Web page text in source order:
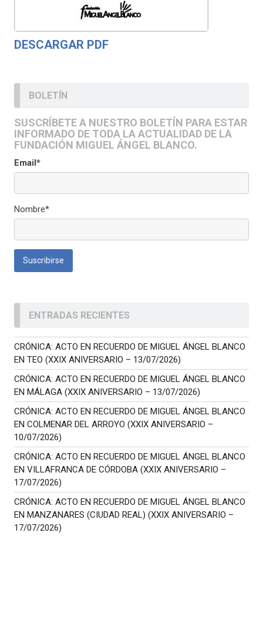
DESCARGAR PDF
BOLETÍN
SUSCRÍBETE A NUESTRO BOLETÍN PARA ESTAR
INFORMADO DE TODA LA ACTUALIDAD DE LA
FUNDACIÓN MIGUEL ÁNGEL BLANCO.
Email*
Nombre*
ENTRADAS RECIENTES
CRÓNICA: ACTO EN RECUERDO DE MIGUEL ÁNGEL BLANCO
EN TEO (XXIX ANIVERSARIO – 13/07/2026)
CRÓNICA: ACTO EN RECUERDO DE MIGUEL ÁNGEL BLANCO
EN MÁLAGA (XXIX ANIVERSARIO – 13/07/2026)
CRÓNICA: ACTO EN RECUERDO DE MIGUEL ÁNGEL BLANCO
EN COLMENAR DEL ARROYO (XXIX ANIVERSARIO –
10/07/2026)
CRÓNICA: ACTO EN RECUERDO DE MIGUEL ÁNGEL BLANCO
EN VILLAFRANCA DE CÓRDOBA (XXIX ANIVERSARIO –
17/07/2026)
CRÓNICA: ACTO EN RECUERDO DE MIGUEL ÁNGEL BLANCO
EN MANZANARES (CIUDAD REAL) (XXIX ANIVERSARIO –
17/07/2026)